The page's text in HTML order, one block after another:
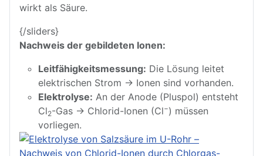
wirkt als Säure.
{/sliders}
Nachweis der gebildeten Ionen:
Leitfähigkeitsmessung: Die Lösung leitet
elektrischen Strom → Ionen sind vorhanden.
Elektrolyse: An der Anode (Pluspol) entsteht
Cl2-Gas → Chlorid-Ionen (Cl−) müssen
vorliegen.